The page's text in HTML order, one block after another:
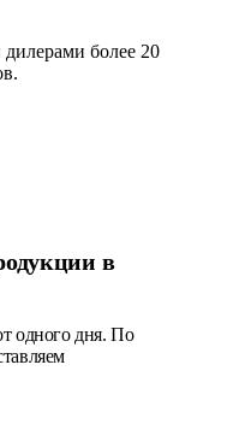
более 20
в
одного дня. По